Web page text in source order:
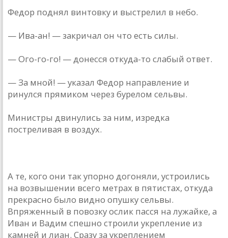
Федор поднял винтовку и выстрелил в небо.
— Ива-ан! — закричал он что есть силы.
— Ого-го-го! — донесся откуда-то слабый ответ.
— За мной! — указал Федор направление и
ринулся прямиком через бурелом сельвы.
Министры двинулись за ним, изредка
постреливая в воздух.
А те, кого они так упорно догоняли, устроились
на возвышении всего метрах в пятистах, откуда
прекрасно было видно опушку сельвы.
Впряженный в повозку ослик пасся на лужайке, а
Иван и Вадим спешно строили укрепление из
камней и лиан. Сразу за укреплением